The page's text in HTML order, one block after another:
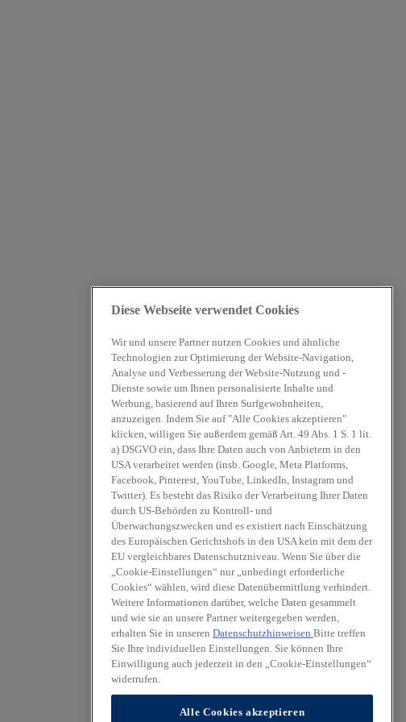
Diese Webseite verwendet Cookies
Wir und unsere Partner nutzen Cookies und ähnliche
Technologien zur Optimierung der Website-Navigation,
Analyse und Verbesserung der Website-Nutzung und -
Dienste sowie um Ihnen personalisierte Inhalte und
Werbung, basierend auf Ihren Surfgewohnheiten,
anzuzeigen. Indem Sie auf "Alle Cookies akzeptieren"
klicken, willigen Sie außerdem gemäß Art. 49 Abs. 1 S. 1 lit.
a) DSGVO ein, dass Ihre Daten auch von Anbietern in den
USA verarbeitet werden (insb. Google, Meta Platforms,
Facebook, Pinterest, YouTube, LinkedIn, Instagram und
Twitter). Es besteht das Risiko der Verarbeitung Ihrer Daten
durch US-Behörden zu Kontroll- und
Überwachungszwecken und es existiert nach Einschätzung
des Europäischen Gerichtshofs in den USA kein mit dem der
EU vergleichbares Datenschutzniveau. Wenn Sie über die
„Cookie-Einstellungen“ nur „unbedingt erforderliche
Cookies“ wählen, wird diese Datenübermittlung verhindert.
Weitere Informationen darüber, welche Daten gesammelt
und wie sie an unsere Partner weitergegeben werden,
erhalten Sie in unseren Datenschutzhinweisen Bitte treffen
Sie Ihre individuellen Einstellungen. Sie können Ihre
Einwilligung auch jederzeit in den „Cookie-Einstellungen“
widerrufen.
Alle Cookies akzeptieren